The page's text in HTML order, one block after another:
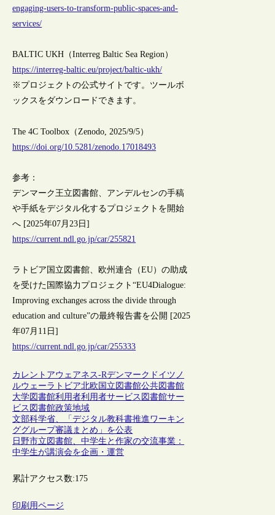
engaging-users-to-transform-public-spaces-and-
services/
BALTIC UKH（Interreg Baltic Sea Region）
https://interreg-baltic.eu/project/baltic-ukh/
※プロジェクトの公式サイトです。ツールボ
ックスをダウンロードできます。
The 4C Toolbox（Zenodo, 2025/9/5）
https://doi.org/10.5281/zenodo.17018493
参考：
デンマーク王立図書館、アンデルセンの手稿
や手紙をデジタル化するプロジェクトを開始
へ [2025年07月23日]
https://current.ndl.go.jp/car/255821
ラトビア国立図書館、欧州連合（EU）の助成
を受けた国際協力プロジェクト“EU4Dialogue:
Improving exchanges across the divide through
education and culture”の最終報告書を公開 [2025
年07月11日]
https://current.ndl.go.jp/car/255333
カレントアウェアネス-Rデンマーク ドイツ ノ
ルウェーラトビア北欧 国立図書館公共図書館
大学図書館利用者利用者サービス 図書館サー
ビス 図書館政策地域
文部科学省、「デジタル教科書推進ワーキン
ググループ審議まとめ」を公表
日野市立図書館、中学生と作家の交流事業：
中学生が講演会を企画・運営
累計アクセス数:175
印刷用ページ